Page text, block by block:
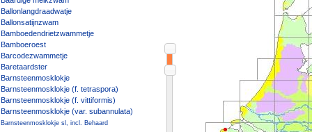
Ballonlangdraadwatje
Ballonsatijnzwam
Bamboedendrietzwammetje
Bamboeroest
Barcodezwammetje
Baretaardster
Barnsteenmosklokje
Barnsteenmosklokje (f. tetraspora)
Barnsteenmosklokje (f. vittiformis)
Barnsteenmosklokje (var. subannulata)
Barnsteenmosklokje sl, incl. Behaard